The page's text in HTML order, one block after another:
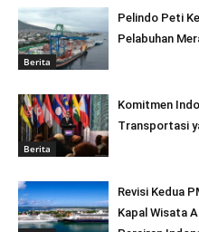
Berita
Pelindo Peti
Pelabuhan
Berita
Komitmen
Transportasi
Revisi Kedua
Kapal Wisata